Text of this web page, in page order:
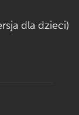
dla dzieci)